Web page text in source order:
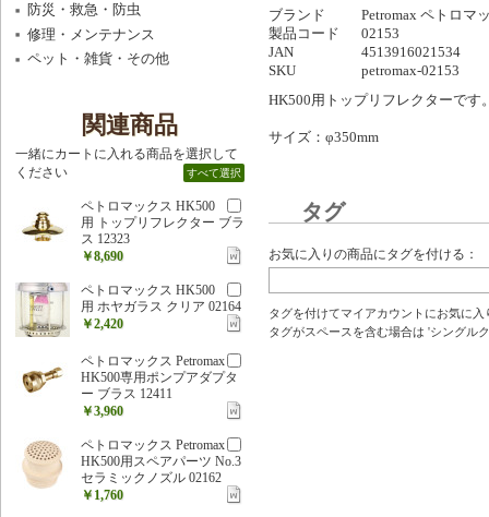
ブランド
Petromax ペトロマ
製品コード
02153
JAN
4513916021534
SKU
petromax-02153
HK500用トップリフレクターです
サイズ：φ350mm
タグ
お気に入りの商品にタグを付ける：
タグを付けてマイアカウントにお気に
タグがスペースを含む場合は 'シングル
防災・救急・防虫
修理・メンテナンス
ペット・雑貨・その他
関連商品
一緒にカートに入れる商品を選択して
ください
すべて選択
ペトロマックス HK500
用 トップリフレクター ブラ
ス 12323
￥8,690
ペトロマックス HK500
用 ホヤガラス クリア 02164
￥2,420
ペトロマックス Petromax
HK500専用ポンプアダプタ
ー ブラス 12411
￥3,960
ペトロマックス Petromax
HK500用スペアパーツ No.3
セラミックノズル 02162
￥1,760